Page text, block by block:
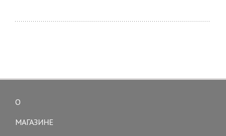
О
МАГАЗИНЕ